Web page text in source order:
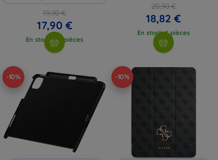
19,90 €
17,90 €
En stock > 5 pièces
20,90 €
18,82 €
En stock 4 pièces
-10% -10%